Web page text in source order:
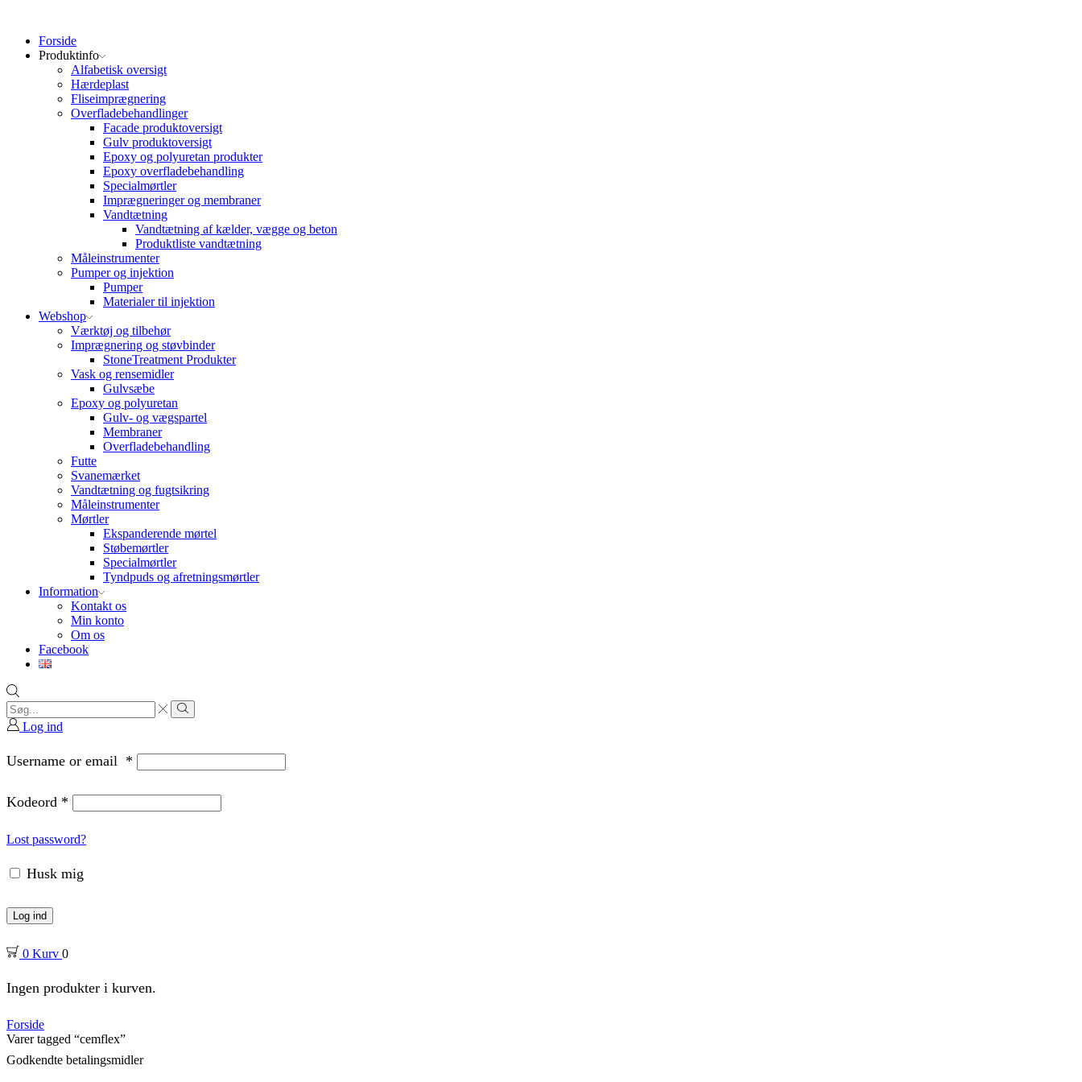
Forside
Produktinfo
Alfabetisk oversigt
Hærdeplast
Fliseimprægnering
Overfladebehandlinger
Facade produktoversigt
Gulv produktoversigt
Epoxy og polyuretan produkter
Epoxy overfladebehandling
Specialmørtler
Imprægneringer og membraner
Vandtætning
Vandtætning af kælder, vægge og beton
Produktliste vandtætning
Måleinstrumenter
Pumper og injektion
Pumper
Materialer til injektion
Webshop
Værktøj og tilbehør
Imprægnering og støvbinder
StoneTreatment Produkter
Vask og rensemidler
Gulvsæbe
Epoxy og polyuretan
Gulv- og vægspartel
Membraner
Overfladebehandling
Futte
Svanemærket
Vandtætning og fugtsikring
Måleinstrumenter
Mørtler
Ekspanderende mørtel
Støbemørtler
Specialmørtler
Tyndpuds og afretningsmørtler
Information
Kontakt os
Min konto
Om os
Facebook
Search
input
Search
Log ind
Username or email *
Kodeord *
Lost password?
Husk mig
Log ind
0 Kurv 0
Ingen produkter i kurven.
Forside
Varer tagged “cemflex”
Godkendte betalingsmidler